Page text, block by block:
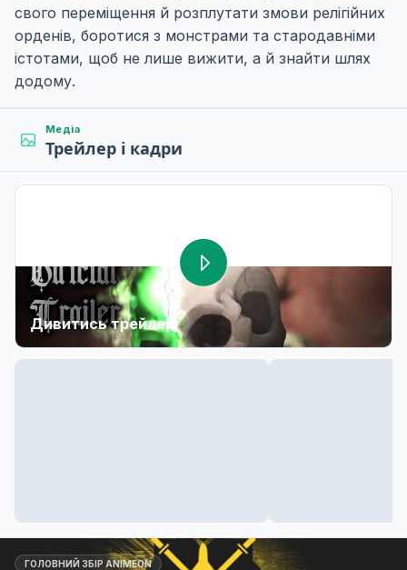
свого переміщення й розплутати змови релігійних
орденів, боротися з монстрами та стародавніми
істотами, щоб не лише вижити, а й знайти шлях
додому.
Медіа
Трейлер і кадри
Дивитись трейлер
ГОЛОВНИЙ ЗБІР ANIMEON